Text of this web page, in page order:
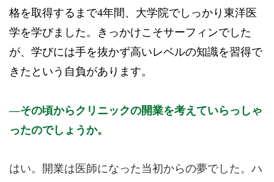
格を取得するまで4年間、大学院でしっかり東洋医
学を学びました。きっかけこそサーフィンでした
が、学びには手を抜かず高いレベルの知識を習得で
きたという自負があります。
その頃からクリニックの開業を考えていらっしゃ
ったのでしょうか。
はい。開業は医師になった当初からの夢でした。ハ